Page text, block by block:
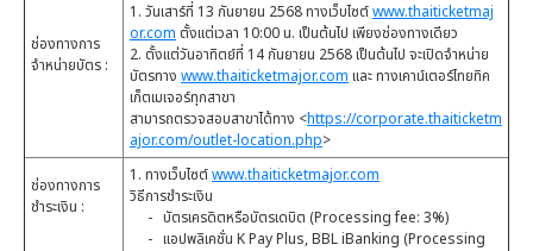
ช่องทางการ
จำหน่ายบัตร :
1. วันเสาร์ที่ 13 กันยายน 2568 ทางเว็บไซต์www.thaiticketmaj
or.com ตั้งแต่เวลา 10:00 น. เป็นต้นไป เพียงช่องทางเดียว
2. ตั้งแต่วันอาทิตย์ที่ 14 กันยายน 2568 เป็นต้นไป จะเปิดจำหน่าย
บัตรทาง www.thaiticketmajor.com และ ทางเคาน์เตอร์ไทยทิค
เก็ตเมเจอร์ทุกสาขา
สามารถตรวจสอบสาขาได้ทาง <https://corporate.thaiticketm
ajor.com/outlet-location.php>
ช่องทางการ
ชำระเงิน :
1. ทางเว็บไซต์www.thaiticketmajor.com
วิธีการชำระเงิน
- บัตรเครดิตหรือบัตรเดบิต (Processing fee: 3%)
- แอปพลิเคชั่น K Pay Plus, BBL iBanking (Processing